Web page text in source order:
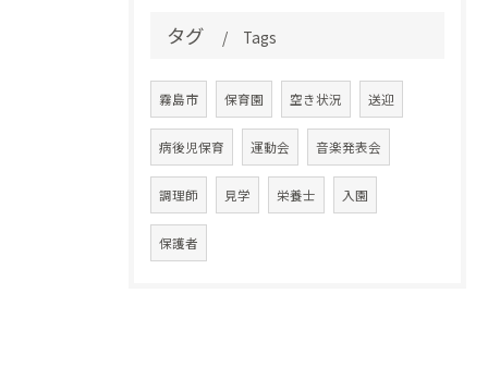
タグ Tags
霧島市 保育園 空き状況 送迎
病後児保育 運動会 音楽発表会
調理師 見学 栄養士 入園
保護者